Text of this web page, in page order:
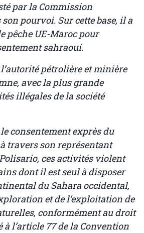
par la Commission
pourvoi. Sur cette base, il a
pêche UE-Maroc pour
sahraoui.
pétrolière et minière
avec la plus grande
illégales de la société
consentement exprès du
travers son représentant
ces activités violent
dont il est seul à disposer
du Sahara occidental,
et de l’exploitation de
conformément au droit
l’article 77 de la Convention